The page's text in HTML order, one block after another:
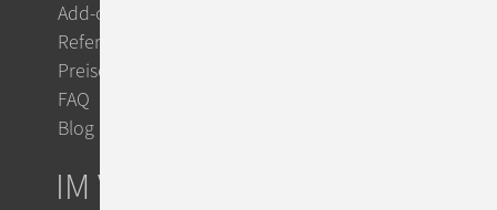
Add-ons
Referenzen
Preise
FAQ
Blog
IM VERGLEICH